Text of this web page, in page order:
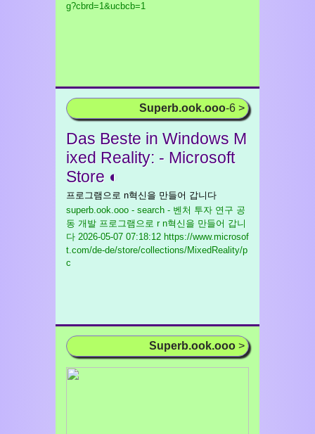
g?cbrd=1&ucbcb=1
Superb.ook.ooo-6 >
Das Beste in Windows M
ixed Reality: - Microsoft
Store ◐
프로그램으로 n혁신을 만들어 갑니다
superb.ook.ooo - search - 벤처 투자 연구 공
동 개발 프로그램으로 r n혁신을 만들어 갑니
다 2026-05-07 07:18:12 https://www.microsof
t.com/de-de/store/collections/MixedReality/p
c
Superb.ook.ooo >